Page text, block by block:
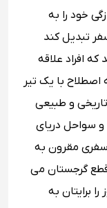
خود را به
تبدیل کند
افراد علاقه
اصطلاح با یک تیر
و طبیعی
و سواحل دریای
سفری مقرون به
قطع گرجستان می
برایتان به